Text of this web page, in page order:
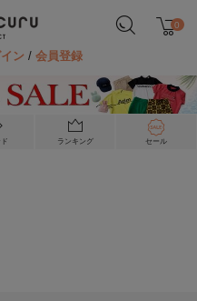
0
ン /会員登録
ランキング セール